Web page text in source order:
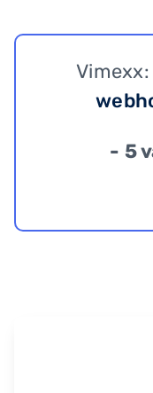
Vimexx:
- 5